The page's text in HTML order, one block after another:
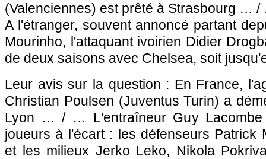
(Valenciennes) est prêté à Strasbourg … /
A l'étranger, souvent annoncé partant
Mourinho, l'attaquant ivoirien Didier
de deux saisons avec Chelsea, soit
Leur avis sur la question : En France,
Christian Poulsen (Juventus Turin) a
Lyon … / … L'entraîneur Guy
joueurs à l'écart : les défenseurs Patrick
et les milieux Jerko Leko, Nikola